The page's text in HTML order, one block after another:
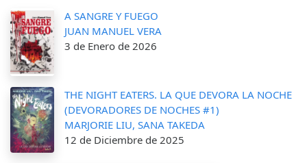
A SANGRE Y FUEGO
JUAN MANUEL VERA
3 de Enero de 2026
THE NIGHT EATERS. LA QUE DEVORA LA NOCHE
(DEVORADORES DE NOCHES #1)
MARJORIE LIU, SANA TAKEDA
12 de Diciembre de 2025